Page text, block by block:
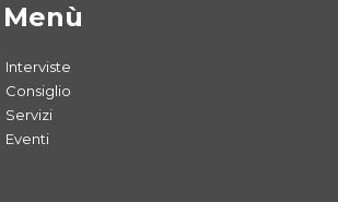
Menù
Interviste
Consiglio
Servizi
Eventi